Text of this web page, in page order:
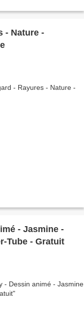
- Nature -
- Jasmine -
Tube - Gratuit